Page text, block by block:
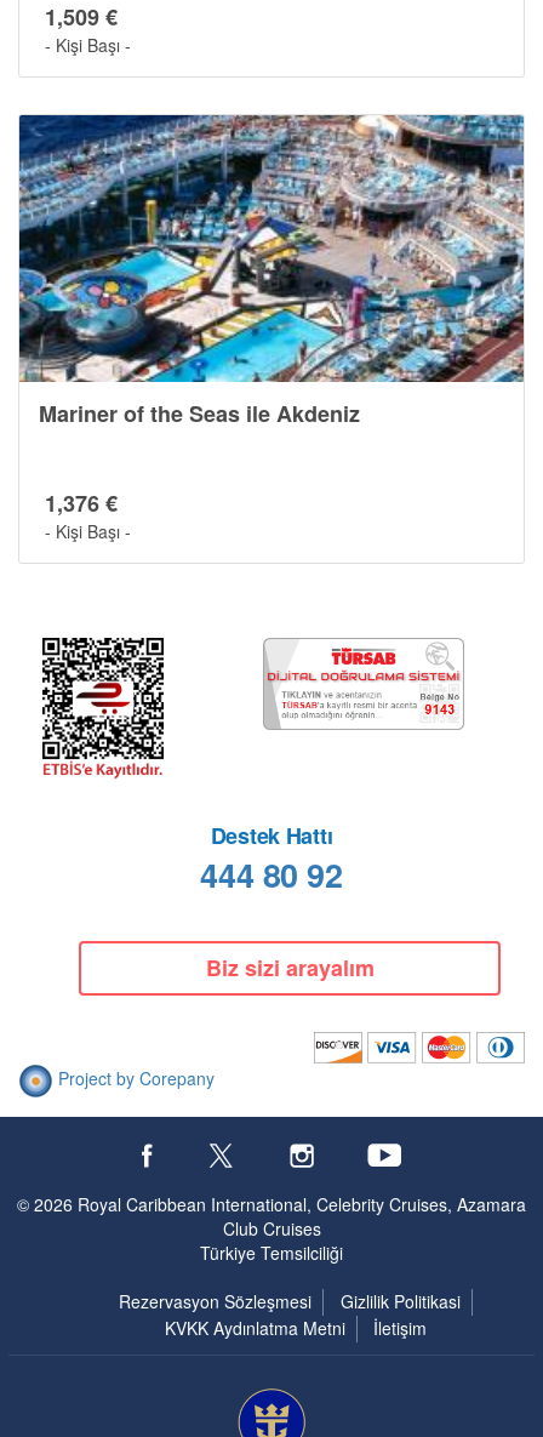
Gemide Yaşam
1,509 €
- Kişi Başı -
Mariner of the Seas ile Akdeniz
1,376 €
- Kişi Başı -
Destek Hattı
444 80 92
Biz sizi arayalım
Project by Corepany
© 2026 Royal Caribbean International, Celebrity Cruises, Azamara
Club Cruises
Türkiye Temsilciliği
Rezervasyon Sözleşmesi
Gizlilik Politikasi
KVKK Aydınlatma Metni
İletişim